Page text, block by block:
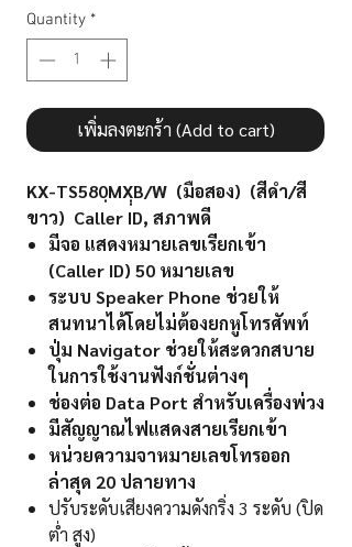
Quantity *
เพิ่มลงตะกร้า (Add to cart)
KX-TS580ฺMXฺฺB/W (มือสอง) (สีดำ/สี
ขาว) Caller ID, สภาพดี
มีจอ แสดงหมายเลขเรียกเข้า
(Caller ID) 50 หมายเลข
ระบบ Speaker Phone ช่วยให้
สนทนาได้โดยไม่ต้องยกหูโทรศัพท์
ปุ่ม Navigator ช่วยให้สะดวกสบาย
ในการใช้งานฟังก์ชั่นต่างๆ
ช่องต่อ Data Port สำหรับเครื่องพ่วง
มีสัญญาณไฟแสดงสายเรียกเข้า
หน่วยความจาหมายเลขโทรออก
ล่าสุด 20 ปลายทาง
ปรับระดับเสียงความดังกริ่ง 3 ระดับ (ปิด
ต่ำ สูง)